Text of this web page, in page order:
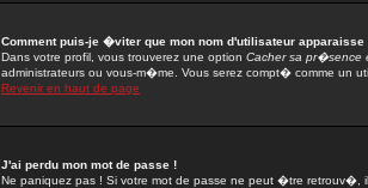
Comment puis-je �viter que mon nom d'utilisateur
Dans votre profil, vous trouverez une option Cacher sa pr�sence
administrateurs ou vous-m�me. Vous serez compt� comme un
Revenir en haut de page
J'ai perdu mon mot de passe !
Ne paniquez pas ! Si votre mot de passe ne peut �tre